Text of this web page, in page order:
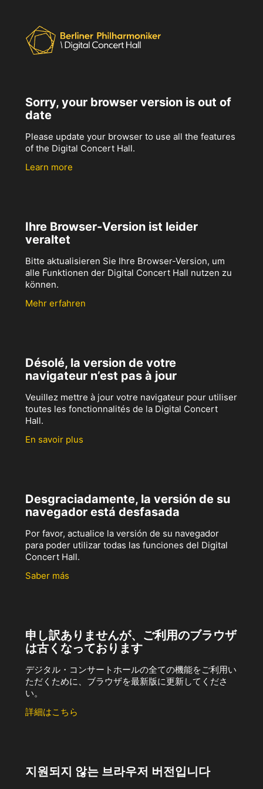
Sorry, your browser version is out of
date
Please update your browser to use all the features
of the Digital Concert Hall.
Learn more
Ihre Browser-Version ist leider
veraltet
Bitte aktualisieren Sie Ihre Browser-Version, um
alle Funktionen der Digital Concert Hall nutzen zu
können.
Mehr erfahren
Désolé, la version de votre
navigateur n’est pas à jour
Veuillez mettre à jour votre navigateur pour utiliser
toutes les fonctionnalités de la Digital Concert
Hall.
En savoir plus
Desgraciadamente, la versión de su
navegador está desfasada
Por favor, actualice la versión de su navegador
para poder utilizar todas las funciones del Digital
Concert Hall.
Saber más
申し訳ありませんが、ご利用のブラウザ
は古くなっております
デジタル・コンサートホールの全ての機能をご利用い
ただくために、ブラウザを最新版に更新してくださ
い。
詳細はこちら
지원되지 않는 브라우저 버전입니다